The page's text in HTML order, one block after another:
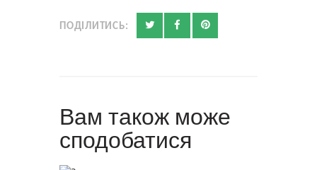
ПОДІЛИТИСЬ:
Вам також може
сподобатися